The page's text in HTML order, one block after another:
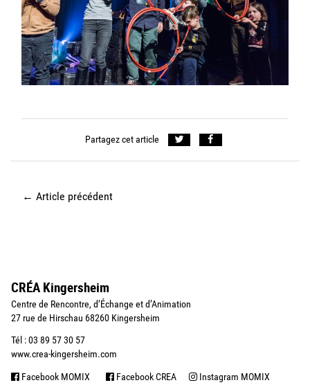
Partagez cet article
← Article précédent
CRÉA Kingersheim
Centre de Rencontre, d’Échange et d’Animation
27 rue de Hirschau 68260 Kingersheim
Tél : 03 89 57 30 57
www.crea-kingersheim.com
Facebook MOMIX Facebook CREA Instagram MOMIX